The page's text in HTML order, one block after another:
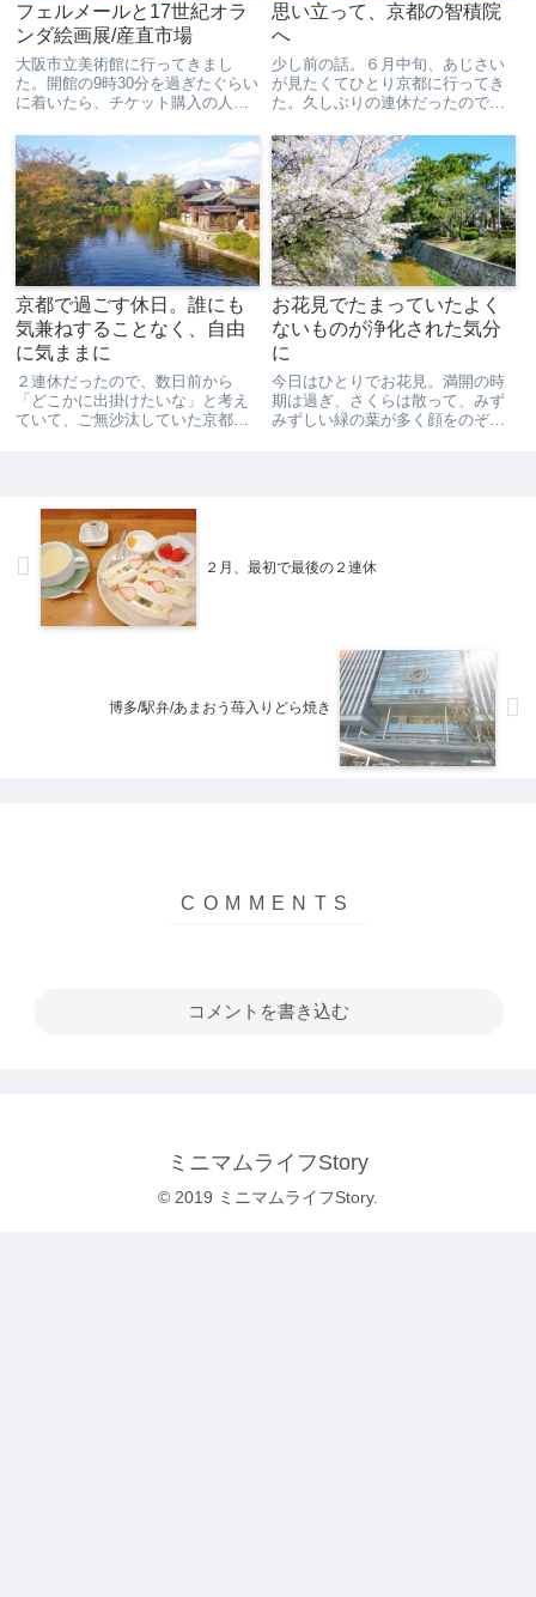
フェルメールと17世紀オラ
ンダ絵画展/産直市場
大阪市立美術館に行ってきまし
た。開館の9時30分を過ぎたぐらい
に着いたら、チケット購入の人が
オンラインチケットを買っていた
ので、５分待たずに入ることがで
きました。大きなシャンデリア。
見たのはこれ。『フェルメール...
思い立って、京都の智積院
へ
少し前の話。６月中旬、あじさい
が見たくてひとり京都に行ってき
た。久しぶりの連休だったので、
く？」とずーっと考えていて、
「この時期だし、あじさいが見に
行きたい！」となって、「行くな
ら京都だ！」と思った次第。人が
多いの...
京都で過ごす休日。誰にも
気兼ねすることなく、自由
に気ままに
２連休だったので、数日前から
「どこかに出掛けたいな」と考え
ていて、ご無沙汰していた京都に
した、金閣寺。ずいぶん前から行
お花見でたまっていたよく
ないものが浄化された気分
に
今日はひとりでお花見。満開の時
期は過ぎ、さくらは散って、みず
みずしい緑の葉が多く顔をのぞか
２月、最初で最後の２連休
博多/駅弁/あまおう苺入りどら焼き
コメントを書き込む
ミニマムライフStory
© 2019 ミニマムライフStory.